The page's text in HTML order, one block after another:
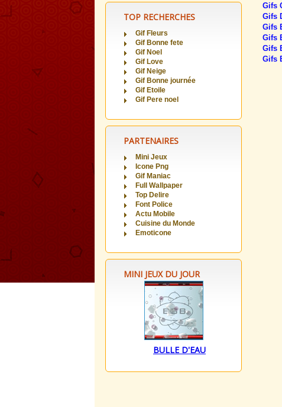
TOP RECHERCHES
Gif Fleurs
Gif Bonne fete
Gif Noel
Gif Love
Gif Neige
Gif Bonne journée
Gif Etoile
Gif Pere noel
PARTENAIRES
Mini Jeux
Icone Png
Gif Maniac
Full Wallpaper
Top Delire
Font Police
Actu Mobile
Cuisine du Monde
Emoticone
MINI JEUX DU JOUR
BULLE D'EAU
Gifs
Gifs
Gifs
Gifs
Gifs
Gifs